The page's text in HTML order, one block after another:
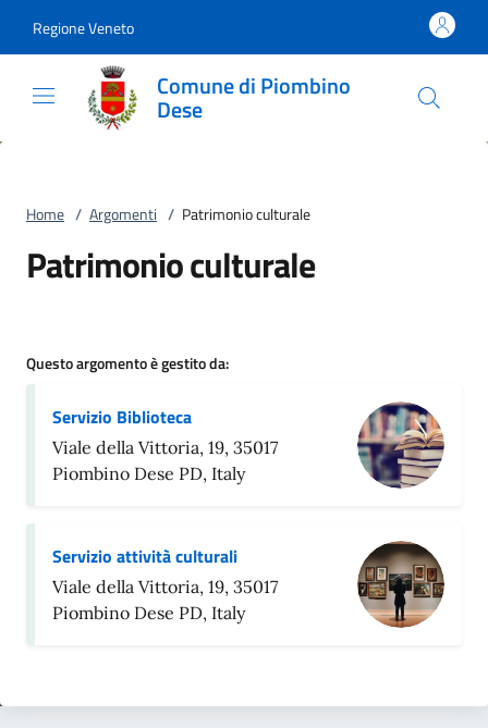
Regione Veneto
Comune di Piombino
Dese
Home / Argomenti / Patrimonio culturale
Patrimonio culturale
Questo argomento è gestito da:
Servizio Biblioteca
Viale della Vittoria, 19, 35017
Piombino Dese PD, Italy
Servizio attività culturali
Viale della Vittoria, 19, 35017
Piombino Dese PD, Italy